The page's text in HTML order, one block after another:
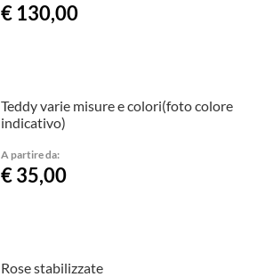
€ 130,00
Teddy varie misure e colori(foto colore
indicativo)
A partire da:
€ 35,00
Rose stabilizzate